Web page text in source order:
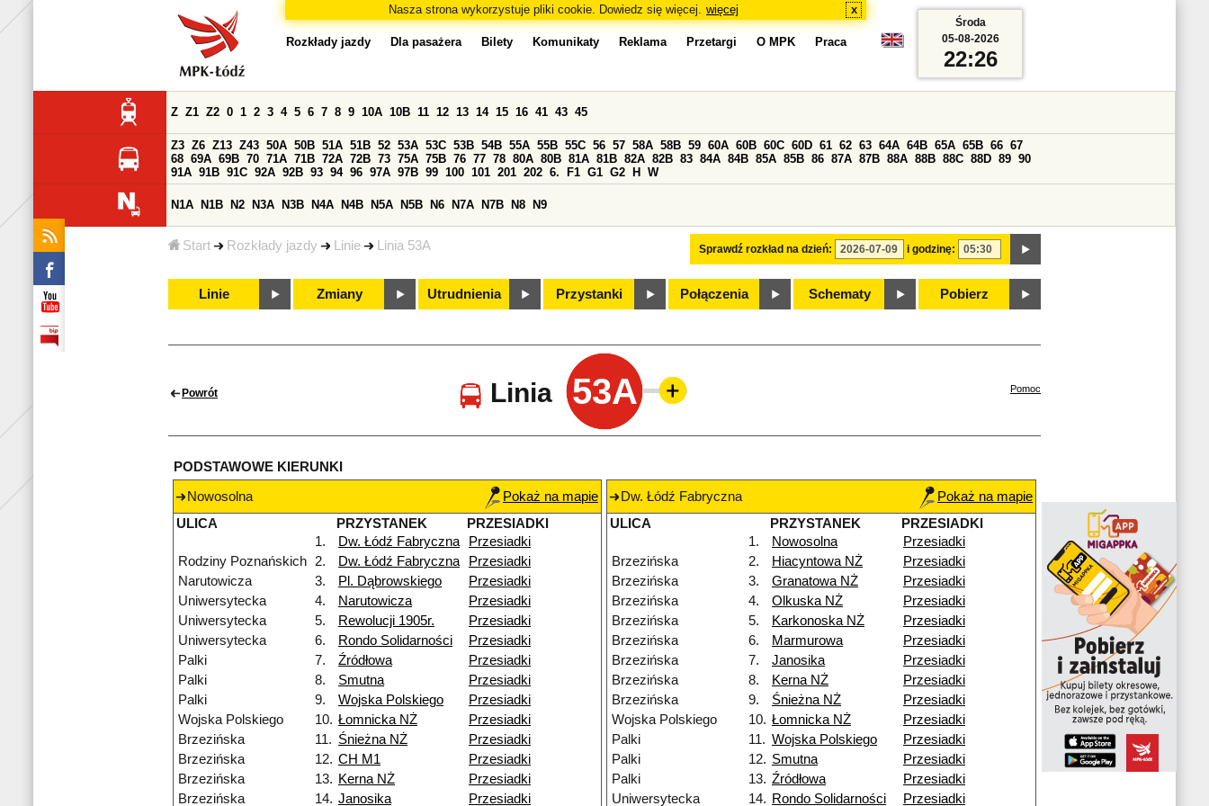
Nasza strona wykorzystuje pliki cookie. Dowiedz się więcej. więcej x
Start Rozkłady jazdy Linie Linia 53A
Rozkłady jazdy Dla pasażera Bilety Komunikaty Reklama Przetargi O MPK Praca
Sprawdź rozkład na dzień: i godzinę:
Z Z1 Z2 0 1 2 3 4 5 6 7 8 9 10A 10B 11 12 13 14 15 16 41 43 45
Z3 Z6 Z13 Z43 50A 50B 51A 51B 52 53A 53C 53B 54B 55A 55B 55C 56 57 58A 58B 59 60A 60B 60C 60D 61 62 63 64A 64B 65A 65B 66 67
68 69A 69B 70 71A 71B 72A 72B 73 75A 75B 76 77 78 80A 80B 81A 81B 82A 82B 83 84A 84B 85A 85B 86 87A 87B 88A 88B 88C 88D 89 90
91A 91B 91C 92A 92B 93 94 96 97A 97B 99 100 101 201 202 6. F1 G1 G2 H W
N1A N1B N2 N3A N3B N4A N4B N5A N5B N6 N7A N7B N8 N9
Linie Zmiany Utrudnienia Przystanki Połączenia Schematy Pobierz
Środa
05-08-2026
22:26
Powrót Linia 53A Pomoc
PODSTAWOWE KIERUNKI
Nowosolna
Pokaż na mapie
ULICA
PRZYSTANEK
PRZESIADKI
1.
Dw. Łódź Fabryczna
Przesiadki
Rodziny Poznańskich
2. Dw. Łódź Fabryczna
Przesiadki
Narutowicza
3. Pl. Dąbrowskiego
Przesiadki
Uniwersytecka
4. Narutowicza
Przesiadki
Uniwersytecka
5. Rewolucji 1905r.
Przesiadki
Uniwersytecka
6. Rondo Solidarności
Przesiadki
Palki
7. Źródłowa
Przesiadki
Palki
8. Smutna
Przesiadki
Palki
9. Wojska Polskiego
Przesiadki
Wojska Polskiego
10. Łomnicka NŻ
Przesiadki
Brzezińska
11. Śnieżna NŻ
Przesiadki
Brzezińska
12. CH M1
Przesiadki
Brzezińska
13. Kerna NŻ
Przesiadki
Brzezińska
14. Janosika Przesiadki
Dw. Łódź Fabryczna
Pokaż na mapie
ULICA
PRZYSTANEK
PRZESIADKI
1.
Nowosolna
Przesiadki
Brzezińska
2. Hiacyntowa NŻ
Przesiadki
Brzezińska
3. Granatowa NŻ
Przesiadki
Brzezińska
4. Olkuska NŻ
Przesiadki
Brzezińska
5. Karkonoska NŻ
Przesiadki
Brzezińska
6. Marmurowa
Przesiadki
Brzezińska
7. Janosika
Przesiadki
Brzezińska
8. Kerna NŻ
Przesiadki
Brzezińska
9. Śnieżna NŻ
Przesiadki
Wojska Polskiego
10. Łomnicka NŻ
Przesiadki
Palki
11. Wojska Polskiego
Przesiadki
Palki
12. Smutna
Przesiadki
Palki
13. Źródłowa
Przesiadki
Uniwersytecka
14. Rondo Solidarności Przesiadki